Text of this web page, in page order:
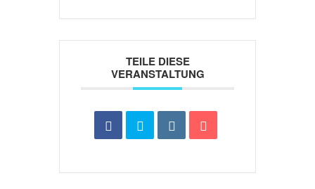
TEILE DIESE
VERANSTALTUNG